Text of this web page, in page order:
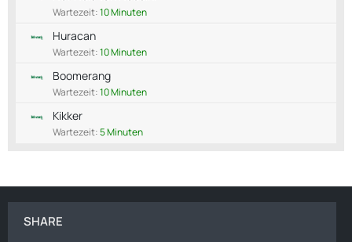
Wartezeit:10 Minuten
Huracan
Wartezeit:10 Minuten
Boomerang
Wartezeit:10 Minuten
Kikker
Wartezeit:5 Minuten
SHARE